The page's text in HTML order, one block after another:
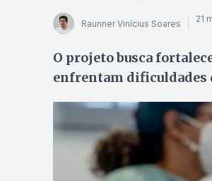
Raunner Vinícius Soares 21
O projeto busca
enfrentam dificuldades